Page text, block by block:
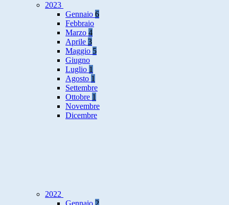
2023
Gennaio 6
Febbraio
Marzo 4
Aprile 3
Maggio 5
Giugno
Luglio 1
Agosto 1
Settembre
Ottobre 1
Novembre
Dicembre
2022